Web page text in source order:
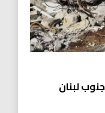
لبنان